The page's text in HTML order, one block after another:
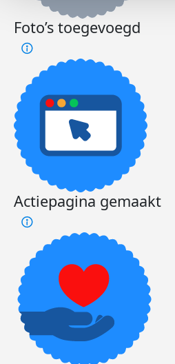
Foto’s toegevoegd
Actiepagina gemaakt